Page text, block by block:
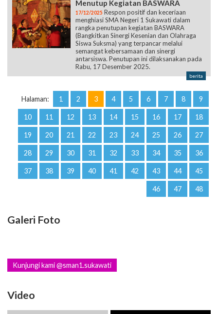
Menutup Kegiatan BASWARA
17/12/2025 Respon positif dan keceriaan
menghiasi SMA Negeri 1 Sukawati dalam
rangka penutupan kegiatan BASWARA
(Bangkitkan Sinergi Kesenian dan Olahraga
Siswa Suksma) yang terpancar melalui
semangat kebersamaan dan sinergi
antarsiswa. Penutupan ini dilaksanakan pada
Rabu, 17 Desember 2025.
berita
Halaman: 1 2 3 4 5 6 7 8 9
10 11 12 13 14 15 16 17 18
19 20 21 22 23 24 25 26 27
28 29 30 31 32 33 34 35 36
37 38 39 40 41 42 43 44 45
46 47 48
Galeri Foto
Kunjungi kami @sman1.sukawati
Video